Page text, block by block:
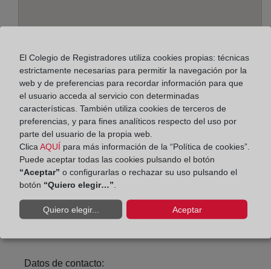
Dirección:
Rico, 28, 21001
Horario:
De lunes a viernes de 09:00 a 17:00 horas
Agosto: De lunes a viernes de 09:00 a 14:00 horas
Los días 24 y 31 de diciembre de 09:00 a 14:00
Datos de contacto:
El Colegio de Registradores utiliza cookies propias: técnicas
estrictamente necesarias para permitir la navegación por la
web y de preferencias para recordar información para que
el usuario acceda al servicio con determinadas
características. También utiliza cookies de terceros de
preferencias, y para fines analíticos respecto del uso por
parte del usuario de la propia web.
Clica AQUÍ para más información de la “Política de cookies”.
Puede aceptar todas las cookies pulsando el botón
“Aceptar” o configurarlas o rechazar su uso pulsando el
botón “Quiero elegir…”
Quiero elegir... Aceptar